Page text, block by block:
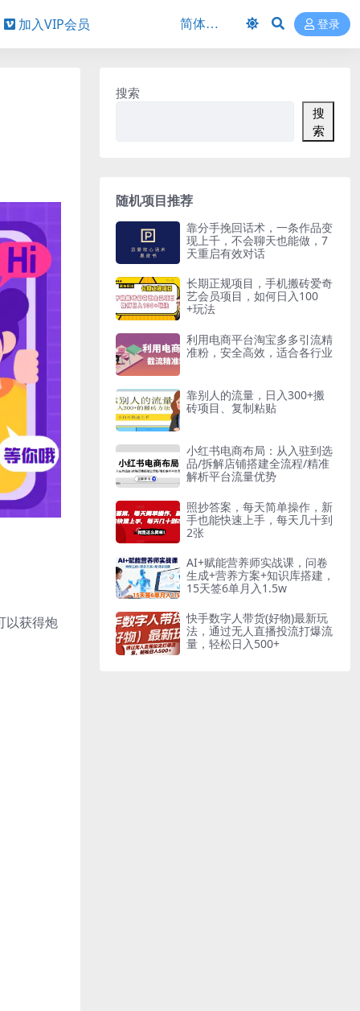
加入VIP会员 登录
以获得炮
搜索
搜
索
随机项目推荐
靠分手挽回话术，一条作品变
现上千，不会聊天也能做，7
天重启有效对话
长期正规项目，手机搬砖爱奇
艺会员项目，如何日入100
+玩法
利用电商平台淘宝多多引流精
准粉，安全高效，适合各行业
靠别人的流量，日入300+搬
砖项目、复制粘贴
小红书电商布局：从入驻到选
品/拆解店铺搭建全流程/精准
解析平台流量优势
照抄答案，每天简单操作，新
手也能快速上手，每天几十到
2张
AI+赋能营养师实战课，问卷
生成+营养方案+知识库搭建，
15天签6单月入1.5w
快手数字人带货(好物)最新玩
法，通过无人直播投流打爆流
量，轻松日入500+